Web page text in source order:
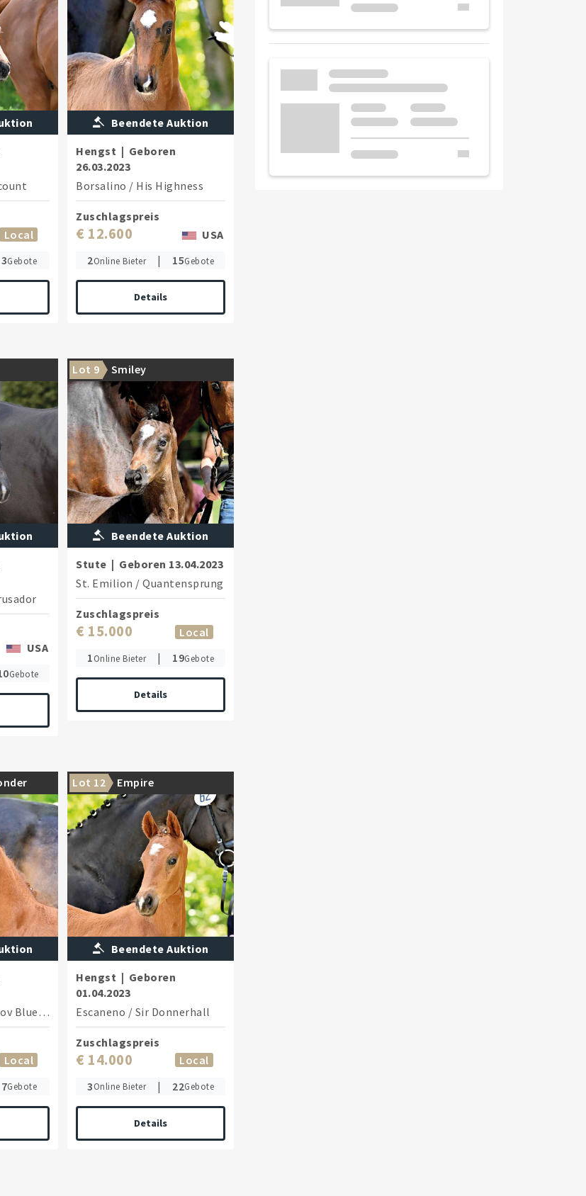
Local
3Gebote
Beendete Auktion
Hengst | Geboren
26.03.2023
Borsalino / His Highness
Zuschlagspreis
€ 12.600
USA
2Online Bieter | 15Gebote
Details
USA
Gebote
Lot 9 Smiley
Beendete Auktion
Stute | Geboren 13.04.2023
St. Emilion /Quantensprung
Zuschlagspreis
€ 15.000
Local
1Online Bieter | 19Gebote
Details
Hors
Local
7Gebote
Lot 12 Empire
Beendete Auktion
Hengst | Geboren
01.04.2023
Escaneno / Sir Donnerhall
Zuschlagspreis
€ 14.000
Local
3Online Bieter | 22Gebote
Details